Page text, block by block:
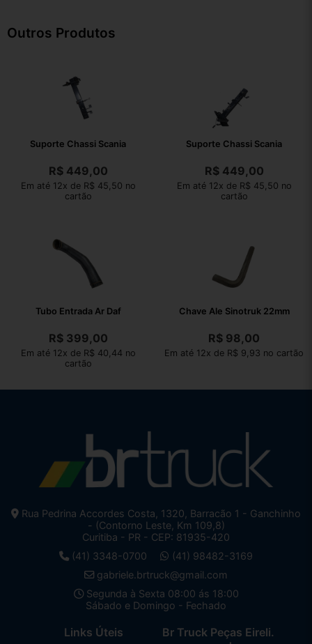
Outros Produtos
Suporte Chassi Scania
R$449,00
Em até 12x de R$ 45,50 no
cartão
Suporte Chassi Scania
R$449,00
Em até 12x de R$ 45,50 no
cartão
Tubo Entrada Ar Daf
R$399,00
Em até 12x de R$ 40,44 no
cartão
Chave Ale Sinotruk 22mm
R$ 98,00
Em até 12x de R$ 9,93 no cartão
Rua Pedrina Accordes Costa, 1320, Barracão 1 - Ganchinho
- (Contorno Leste, Km 109,8)
Curitiba - PR - CEP: 81935-420
(41) 3348-0700
(41) 98482-3169
gabriele.brtruck@gmail.com
Segunda à Sexta 08:00 ás 18:00
Sábado e Domingo - Fechado
Links Úteis
Br Truck Peças Eireli.